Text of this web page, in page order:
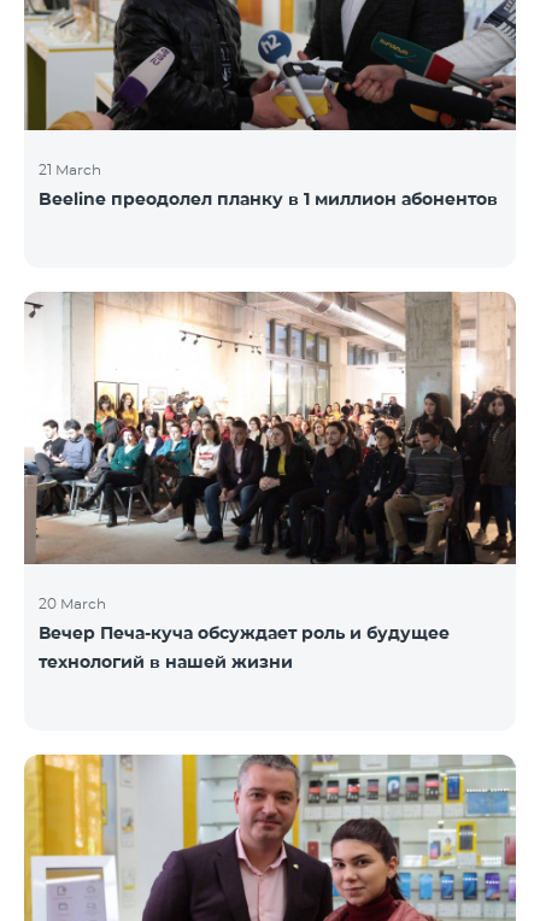
21 March
Beeline преодолел планку в 1 миллион абонентов
20 March
Вечер Печа-куча обсуждает роль и будущее
технологий в нашей жизни